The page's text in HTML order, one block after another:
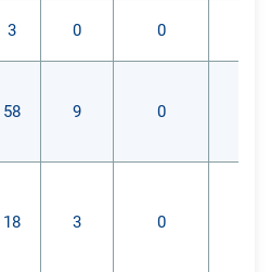
3 0 0
58 9 0
18 3 0